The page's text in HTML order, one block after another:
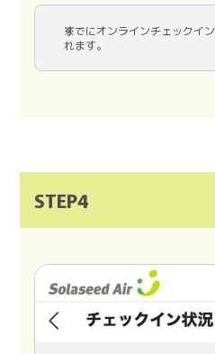
すでにオンラインチェックイ
れます。
STEP4